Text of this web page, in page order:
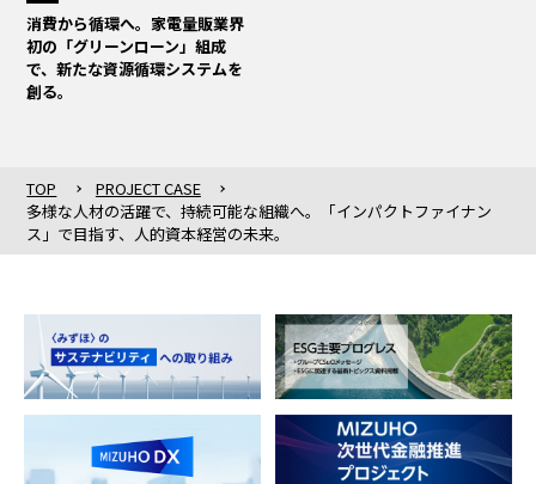
消費から循環へ。家電量販業界
初の「グリーンローン」組成
で、新たな資源循環システムを
創る。
TOP
PROJECT CASE
多様な人材の活躍で、持続可能な組織へ。「インパクトファイナン
ス」で目指す、人的資本経営の未来。